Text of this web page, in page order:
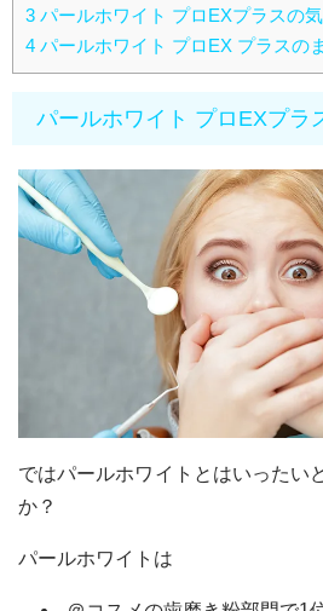
3 パールホワイト プロEXプラスの
4 パールホワイト プロEX プラスの
パールホワイト プロEXプラ
ではパールホワイトとはいったい
か？
パールホワイトは